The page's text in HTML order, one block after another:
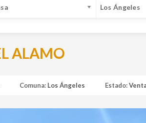
Los Ángeles
ALAMO
Comuna: Los Ángeles Estado: